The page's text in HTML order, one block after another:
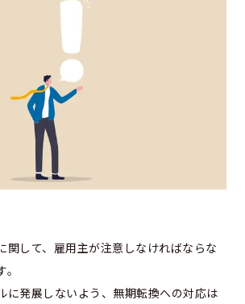
関して、雇用主が注意しなければならな
に発展しないよう、無期転換への対応は